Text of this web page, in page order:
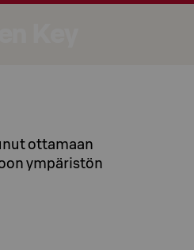
ottamaan
ympäristön